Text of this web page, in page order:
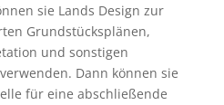
sie Lands Design zur
Grundstücksplänen,
und sonstigen
Dann können sie
für eine abschließende